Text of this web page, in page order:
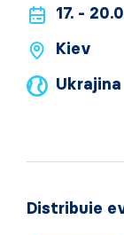
17. -
Kiev
Ukrajina
Distribuie